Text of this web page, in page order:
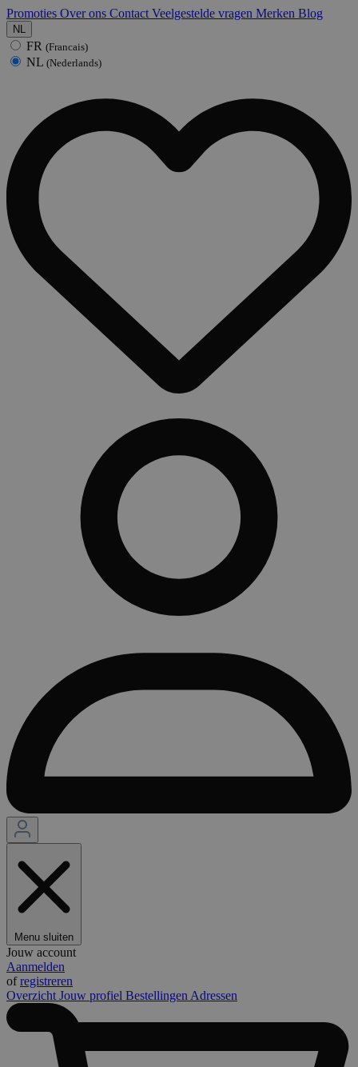
Promoties Over ons Contact Veelgestelde vragen Merken Blog
NL
FR (Francais)
NL (Nederlands)
Menu sluiten
Jouw account
Aanmelden
ofregistreren
Overzicht Jouw profiel Bestellingen Adressen